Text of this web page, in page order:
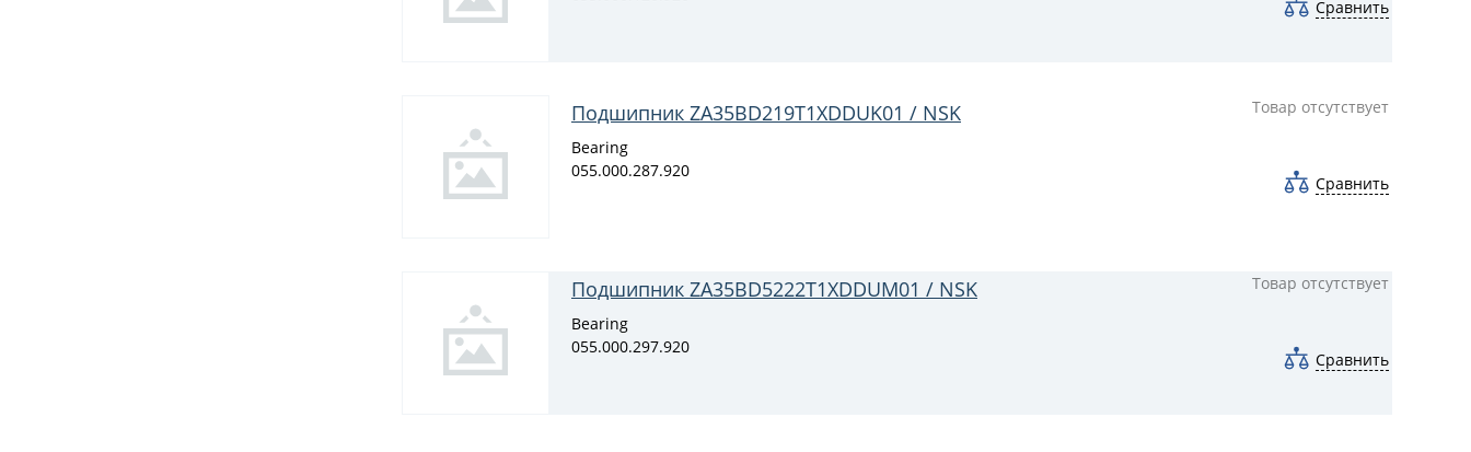
Сравнить
Подшипник ZA35BD219T1XDDUK01 / NSK
Товар отсутствует
Bearing
055.000.287.920
Сравнить
Подшипник ZA35BD5222T1XDDUM01 / NSK
Товар отсутствует
Bearing
055.000.297.920
Сравнить